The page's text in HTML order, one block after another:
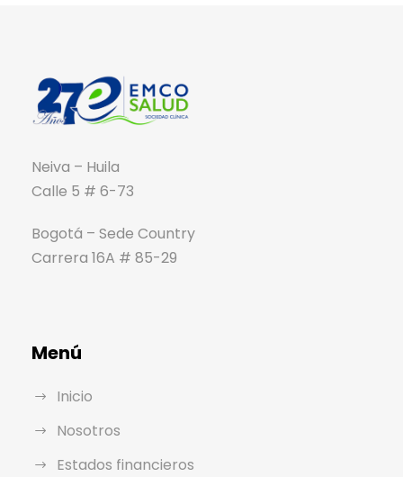
Neiva – Huila
Calle 5 # 6-73
Bogotá – Sede Country
Carrera 16A # 85-29
Menú
Inicio
Nosotros
Estados financieros